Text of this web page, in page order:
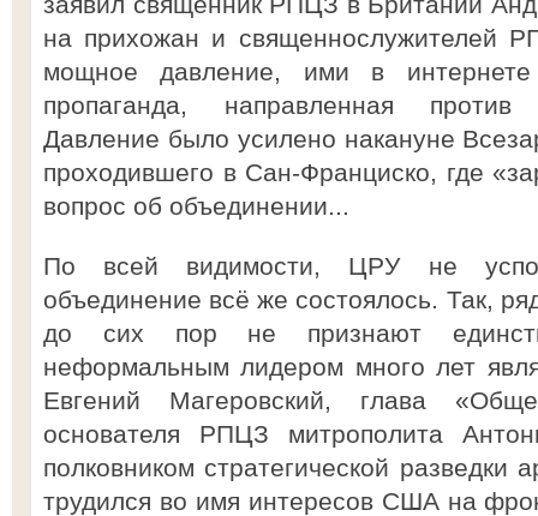
на прихожан и священнослужителей
мощное давление, ими в интернете
пропаганда, направленная против
Давление было усилено накануне
проходившего в Сан-Франциско, где
вопрос об объединении...
По всей видимости, ЦРУ не
объединение всё же состоялось. Так,
до сих пор не признают
неформальным лидером много лет
Евгений Магеровский, глава
основателя РПЦЗ митрополита
полковником стратегической
трудился во имя интересов США на